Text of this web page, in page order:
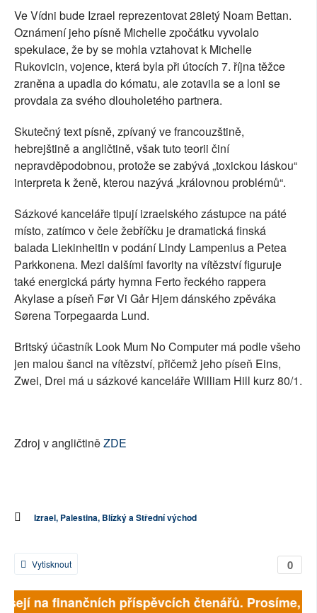
Ve Vídni bude Izrael reprezentovat 28letý Noam Bettan.
Oznámení jeho písně Michelle zpočátku vyvolalo
spekulace, že by se mohla vztahovat k Michelle
Rukovicin, vojence, která byla při útocích 7. října těžce
zraněna a upadla do kómatu, ale zotavila se a loni se
provdala za svého dlouholetého partnera.
Skutečný text písně, zpívaný ve francouzštině,
hebrejštině a angličtině, však tuto teorii činí
nepravděpodobnou, protože se zabývá „toxickou láskou“
interpreta k ženě, kterou nazývá „královnou problémů“.
Sázkové kanceláře tipují izraelského zástupce na páté
místo, zatímco v čele žebříčku je dramatická finská
balada Liekinheitin v podání Lindy Lampenius a Petea
Parkkonena. Mezi dalšími favority na vítězství figuruje
také energická párty hymna Ferto řeckého rappera
Akylase a píseň Før Vi Går Hjem dánského zpěváka
Sørena Torpegaarda Lund.
Britský účastník Look Mum No Computer má podle všeho
jen malou šanci na vítězství, přičemž jeho píseň Eins,
Zwei, Drei má u sázkové kanceláře William Hill kurz 80/1.
Zdroj v angličtiněZDE
Izrael, Palestina, Blízký a Střední východ
0
Vytisknout
na finančních příspěvcích čtenářů. Prosíme,